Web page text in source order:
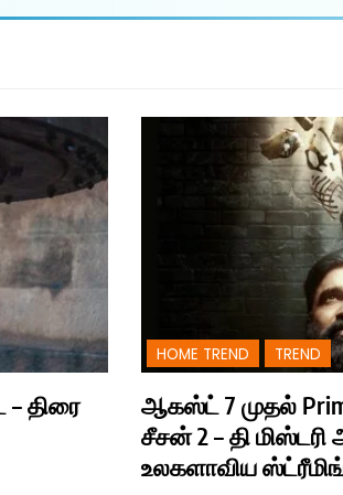
திரை
HOME TREND TREND
ஆகஸ்ட் 7 முதல்
சீசன் 2 – தி
உலகளாவிய